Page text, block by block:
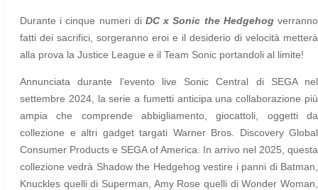
Durante i cinque numeri di DC x Sonic the Hedgehogverranno
fatti dei sacrifici, sorgeranno eroi e il desiderio di velocità metterà
alla prova la Justice League e il Team Sonic portandoli al limite!
Annunciata durante l’evento live Sonic Central di SEGA nel
settembre 2024, la serie a fumetti anticipa una collaborazione più
ampia che comprende abbigliamento, giocattoli, oggetti da
collezione e altri gadget targati Warner Bros. Discovery Global
Consumer Products e SEGA of America. In arrivo nel 2025, questa
collezione vedrà Shadow the Hedgehog vestire i panni di Batman,
Knuckles quelli di Superman, Amy Rose quelli di Wonder Woman,